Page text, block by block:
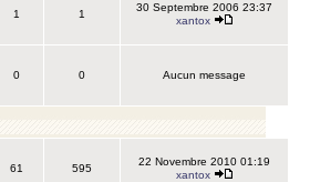
1 1
30 Septembre 2006 23:37
xantox
0 0 Aucun message
61 595
22 Novembre 2010 01:19
xantox